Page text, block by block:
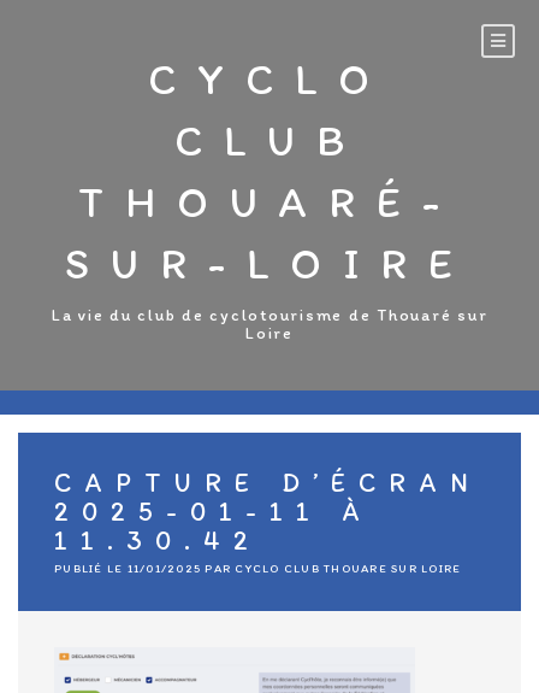
CYCLO
CLUB
THOUARÉ-
SUR-LOIRE
La vie du club de cyclotourisme de Thouaré sur
Loire
CAPTURE D’ÉCRAN
2025-01-11 À
11.30.42
PUBLIÉ LE 11/01/2025 PAR CYCLO CLUB THOUARE SUR LOIRE